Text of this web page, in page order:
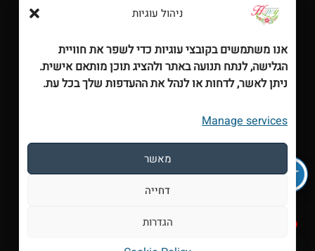
ניהול עוגיות
אנו משתמשים בקובצי עוגיות כדי לשפר את חוויית
הגלישה, לנתח תנועה באתר ולהציג תוכן מותאם אישית.
ניתן לאשר, לדחות או לנהל את ההעדפות שלך בכל עת.
Manage services
מאשר
דחייה
הגדרות
דף הבית
אודות
עגלת קניות
יצירת קשר
מאמרים
מדיניות החזרות והחזרים